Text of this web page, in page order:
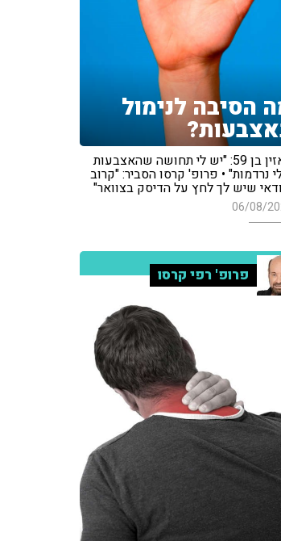
הסיבה לנימול
מאזין בן 59: "יש לי תחושה שהאצבעות
נרדמות" • פרופ' קרסו הסביר: "קרוב
שיש לך לחץ על הדיסק בצוואר"
06/08/
פרופ' רפי קרסו